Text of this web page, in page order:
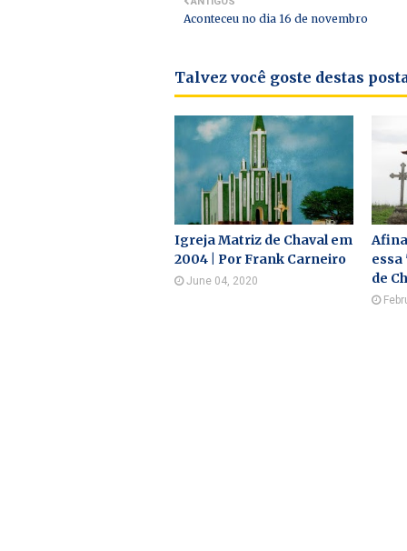
Aconteceu no dia 16 de novembro
Talvez você goste destas
Igreja Matriz de Chaval em
2004 | Por Frank Carneiro
June 04, 2020
de